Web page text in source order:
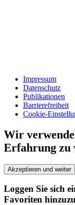
Impressum
Datenschutz
Publikationen
Barrierefreiheit
Cookie-
Wir
Erfahrung zu
Akzeptieren und weiter
Loggen Sie sich
Favoriten